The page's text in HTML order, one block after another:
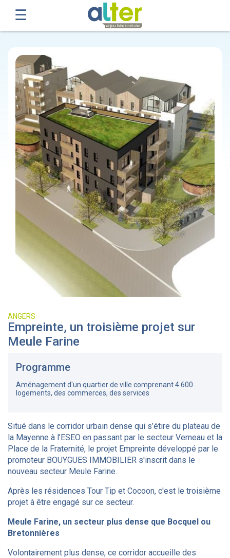
ANGERS
Empreinte, un troisième projet sur
Meule Farine
Programme
Aménagement d'un quartier de ville comprenant 4 600
logements, des commerces, des services
Situé dans le corridor urbain dense qui s’étire du plateau de
la Mayenne à l’ESEO en passant par le secteur Verneau et la
Place de la Fraternité, le projet Empreinte développé par le
promoteur BOUYGUES IMMOBILIER s'inscrit dans le
nouveau secteur Meule Farine.
Après les résidences Tour Tip et Cocoon, c'est le troisième
projet à être engagé sur ce secteur.
Meule Farine, un secteur plus dense que Bocquel ou
Bretonnières
Volontairement plus dense, ce corridor accueille des